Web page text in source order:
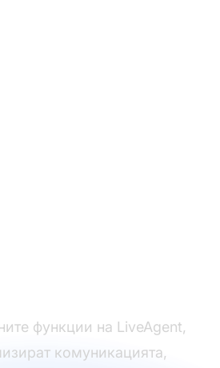
функции на LiveAgent,
комуникацията,